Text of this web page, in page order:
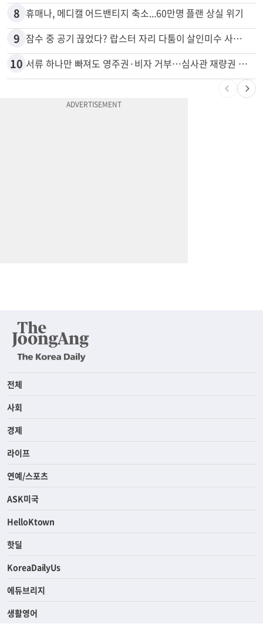
7 “술에 이것 한방울 넣어라” 매일 소주 1병 까는 91세의 철칙
8 휴매나, 메디캘 어드밴티지 축소...60만명 플랜 상실 위기
9 잠수 중 공기 끊었다? 랍스터 자리 다툼이 살인미수 사건으로
서류 하나만 빠져도 영주권·비자 거부…심사관 재량권 대폭 확대
전체
사회
경제
라이프
연예/스포츠
ASK미국
HelloKtown
핫딜
KoreaDailyUs
에듀브리지